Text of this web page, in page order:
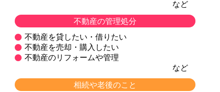
など
不動産の管理処分
不動産を貸したい・借りたい
不動産を売却・購入したい
不動産のリフォームや管理
など
相続や老後のこと